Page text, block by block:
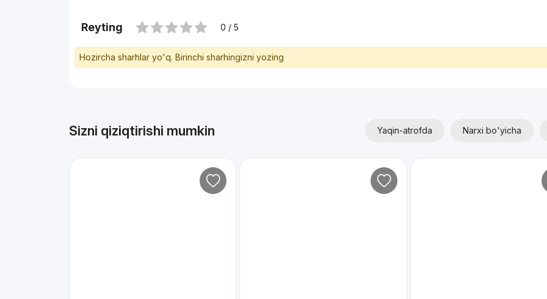
Reyting 0 / 5
Hozircha sharhlar yo'q. Birinchi sharhingizni yozing
Sizni qiziqtirishi mumkin Yaqin-atrofda Narxi bo'yicha